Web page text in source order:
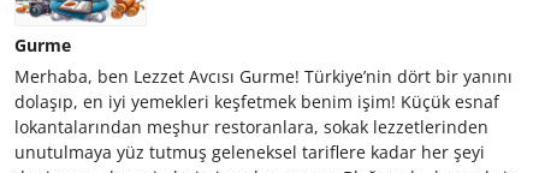
Gurme
Merhaba, ben Lezzet Avcısı Gurme! Türkiye’nin dört bir yanını
dolaşıp, en iyi yemekleri keşfetmek benim işim! Küçük esnaf
lokantalarından meşhur restoranlara, sokak lezzetlerinden
unutulmaya yüz tutmuş geleneksel tariflere kadar her şeyi